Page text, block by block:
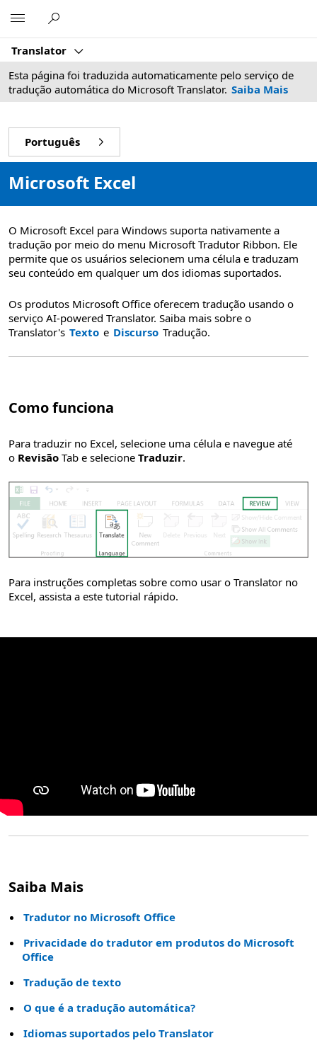
Translator
Esta página foi traduzida automaticamente pelo serviço de
tradução automática do Microsoft Translator. Saiba Mais
Português
Microsoft Excel
O Microsoft Excel para Windows suporta nativamente a
tradução por meio do menu Microsoft Tradutor Ribbon. Ele
permite que os usuários selecionem uma célula e traduzam
seu conteúdo em qualquer um dos idiomas suportados.
Os produtos Microsoft Office oferecem tradução usando o
serviço AI-powered Translator. Saiba mais sobre o
Translator's Texto e Discurso Tradução.
Como funciona
Para traduzir no Excel, selecione uma célula e navegue até
o Revisão Tab e selecione Traduzir.
Para instruções completas sobre como usar o Translator no
Excel, assista a este tutorial rápido.
Saiba Mais
Tradutor no Microsoft Office
Privacidade do tradutor em produtos do Microsoft
Office
Tradução de texto
O que é a tradução automática?
Idiomas suportados pelo Translator